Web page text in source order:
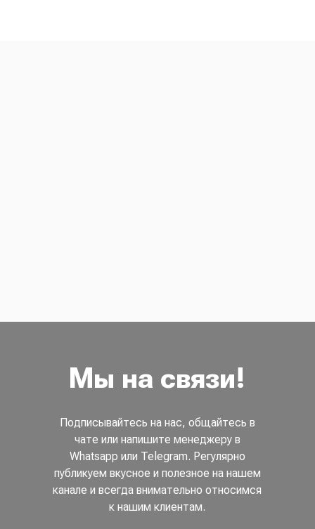
Мы на связи!
Подписывайтесь на нас, общайтесь в
чате или напишите менеджеру в
Whatsapp или Telegram. Регулярно
публикуем вкусное и полезное на нашем
канале и всегда внимательно относимся
к нашим клиентам.